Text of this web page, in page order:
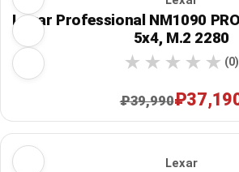
Lexar Professional NM1090
5x4, M.2 2280
(0)
₽39,990
Lexar